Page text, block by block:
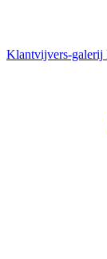
Klantvijvers-galerij